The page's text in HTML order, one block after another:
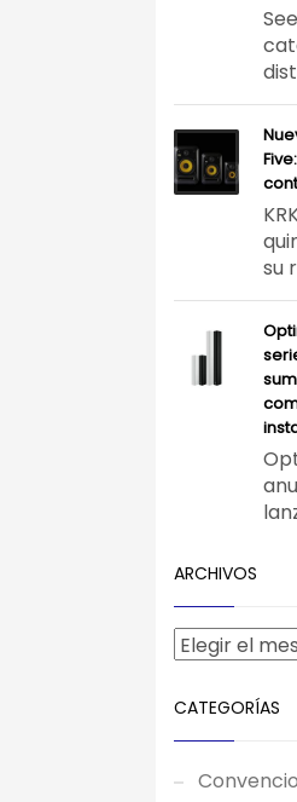
su
ARCHIVOS
CATEGORÍAS